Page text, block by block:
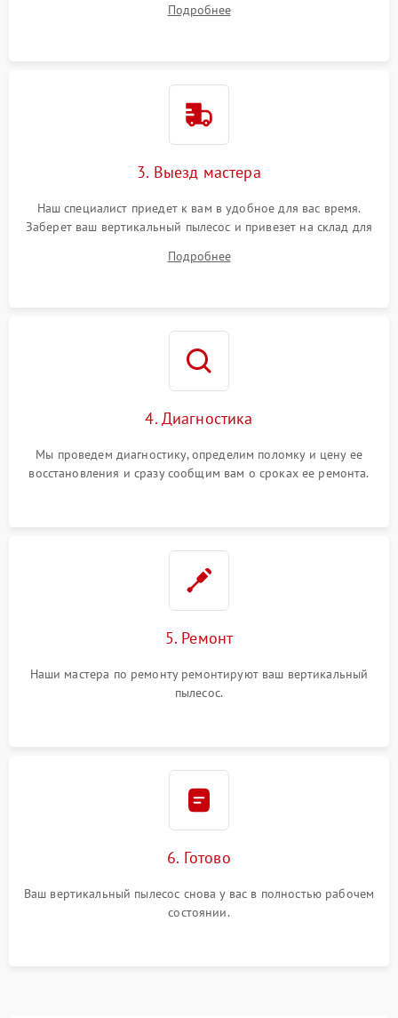
Подробнее
3. Выезд мастера
Наш специалист приедет к вам в удобное для вас время.
Заберет ваш вертикальный пылесос и привезет на склад для
Подробнее
4. Диагностика
Мы проведем диагностику, определим поломку и цену ее
восстановления и сразу сообщим вам о сроках ее ремонта.
5. Ремонт
Наши мастера по ремонту ремонтируют ваш вертикальный
пылесос.
6. Готово
Ваш вертикальный пылесос снова у вас в полностью рабочем
состоянии.